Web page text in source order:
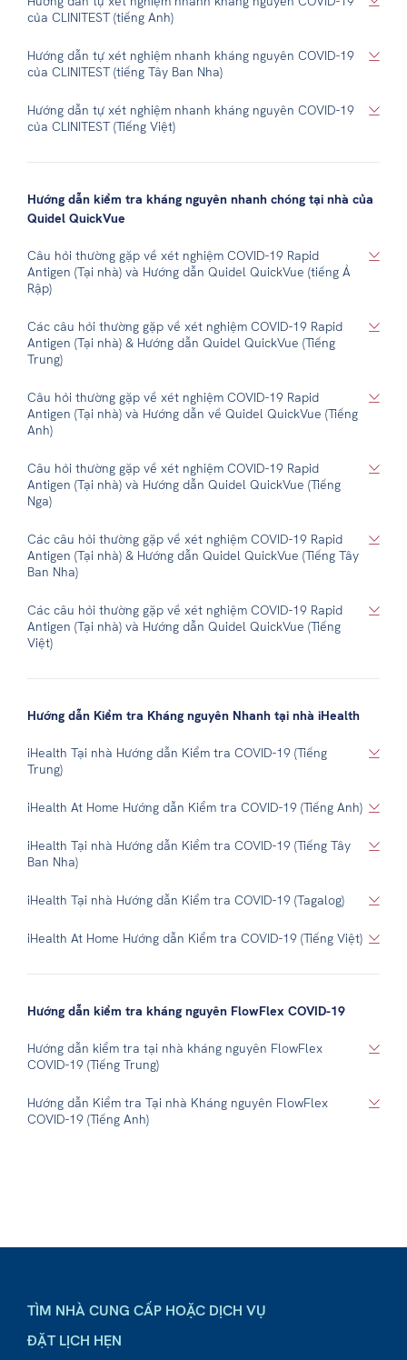
của CLINITEST (tiếng Anh)
Hướng dẫn tự xét nghiệm nhanh kháng nguyên COVID-19
của CLINITEST (tiếng Tây Ban Nha)
Hướng dẫn tự xét nghiệm nhanh kháng nguyên COVID-19
của CLINITEST (Tiếng Việt)
Hướng dẫn kiểm tra kháng nguyên nhanh chóng tại nhà của
Quidel QuickVue
Câu hỏi thường gặp về xét nghiệm COVID-19 Rapid
Antigen (Tại nhà) và Hướng dẫn Quidel QuickVue (tiếng Ả
Rập)
Các câu hỏi thường gặp về xét nghiệm COVID-19 Rapid
Antigen (Tại nhà) & Hướng dẫn Quidel QuickVue (Tiếng
Trung)
Câu hỏi thường gặp về xét nghiệm COVID-19 Rapid
Antigen (Tại nhà) và Hướng dẫn về Quidel QuickVue (Tiếng
Anh)
Câu hỏi thường gặp về xét nghiệm COVID-19 Rapid
Antigen (Tại nhà) và Hướng dẫn Quidel QuickVue (Tiếng
Nga)
Các câu hỏi thường gặp về xét nghiệm COVID-19 Rapid
Antigen (Tại nhà) & Hướng dẫn Quidel QuickVue (Tiếng Tây
Ban Nha)
Các câu hỏi thường gặp về xét nghiệm COVID-19 Rapid
Antigen (Tại nhà) và Hướng dẫn Quidel QuickVue (Tiếng
Việt)
Hướng dẫn Kiểm tra Kháng nguyên Nhanh tại nhà iHealth
iHealth Tại nhà Hướng dẫn Kiểm tra COVID-19 (Tiếng
Trung)
iHealth At Home Hướng dẫn Kiểm tra COVID-19 (Tiếng Anh)
iHealth Tại nhà Hướng dẫn Kiểm tra COVID-19 (Tiếng Tây
Ban Nha)
iHealth Tại nhà Hướng dẫn Kiểm tra COVID-19 (Tagalog)
iHealth At Home Hướng dẫn Kiểm tra COVID-19 (Tiếng Việt)
Hướng dẫn kiểm tra kháng nguyên FlowFlex COVID-19
Hướng dẫn kiểm tra tại nhà kháng nguyên FlowFlex
COVID-19 (Tiếng Trung)
Hướng dẫn Kiểm tra Tại nhà Kháng nguyên FlowFlex
COVID-19 (Tiếng Anh)
TÌM NHÀ CUNG CẤP HOẶC DỊCH VỤ
ĐẶT LỊCH HẸN